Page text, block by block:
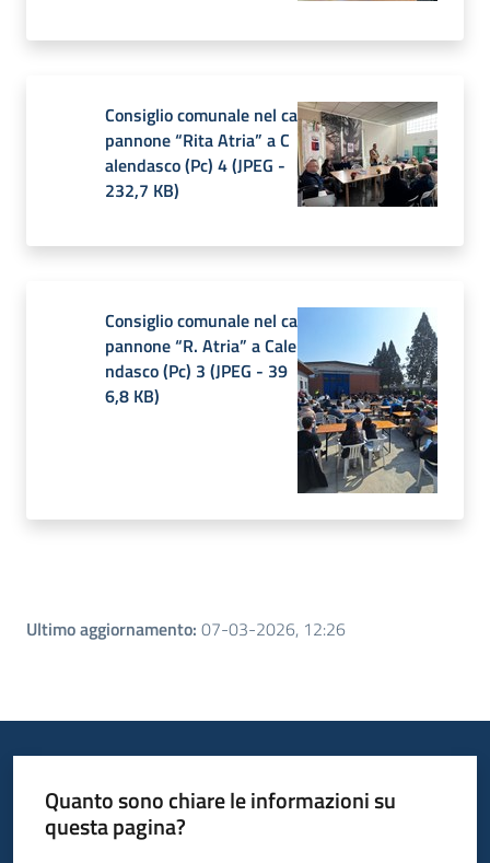
Consiglio comunale nel ca
pannone “Rita Atria” a C
alendasco (Pc) 4(JPEG -
232,7 KB)
Consiglio comunale nel ca
pannone “R. Atria” a Cale
ndasco (Pc) 3 (JPEG - 39
6,8 KB)
Ultimo aggiornamento: 07-03-2026, 12:26
Quanto sono chiare le informazioni su
questa pagina?